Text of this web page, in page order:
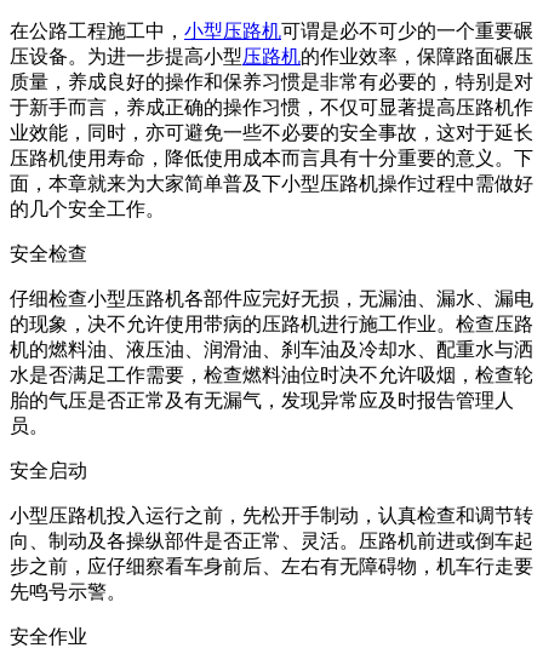
在公路工程施工中， 小型压路机可谓是必不可少的一个重要碾
压设备。为进一步提高小型压路机的作业效率，保障路面碾压
质量，养成良好的操作和保养习惯是非常有必要的，特别是对
于新手而言，养成正确的操作习惯，不仅可显著提高压路机作
业效能，同时，亦可避免一些不必要的安全事故，这对于延长
压路机使用寿命，降低使用成本而言具有十分重要的意义。下
面，本章就来为大家简单普及下小型压路机操作过程中需做好
的几个安全工作。
安全检查
仔细检查小型压路机各部件应完好无损，无漏油、漏水、漏电
的现象，决不允许使用带病的压路机进行施工作业。检查压路
机的燃料油、液压油、润滑油、刹车油及冷却水、配重水与洒
水是否满足工作需要，检查燃料油位时决不允许吸烟，检查轮
胎的气压是否正常及有无漏气，发现异常应及时报告管理人
员。
安全启动
小型压路机投入运行之前，先松开手制动，认真检查和调节转
向、制动及各操纵部件是否正常、灵活。压路机前进或倒车起
步之前，应仔细察看车身前后、左右有无障碍物，机车行走要
先鸣号示警。
安全作业